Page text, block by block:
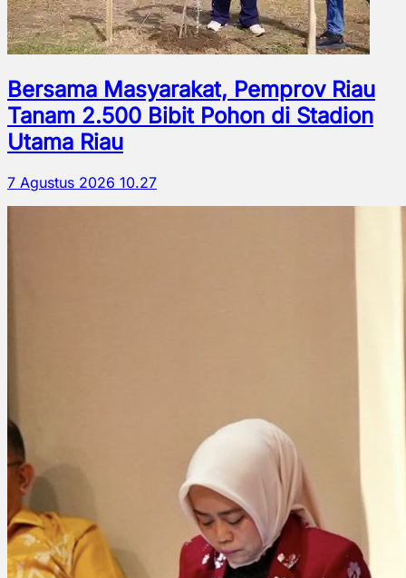
Bersama Masyarakat, Pemprov Riau
Tanam 2.500 Bibit Pohon di Stadion
Utama Riau
7 Agustus 2026 10.27